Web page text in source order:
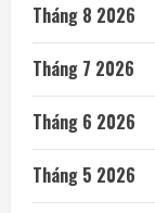
Tháng 8 2026
Tháng 7 2026
Tháng 6 2026
Tháng 5 2026